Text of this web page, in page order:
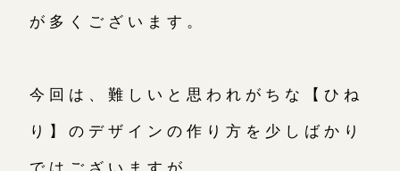
が多くございます。
今回は、難しいと思われがちな【ひね
り】のデザインの作り方を少しばかり
ではございますが、